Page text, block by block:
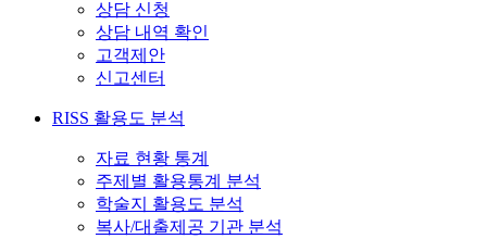
상담 신청
상담 내역 확인
고객제안
신고센터
RISS 활용도 분석
자료 현황 통계
주제별 활용통계 분석
학술지 활용도 분석
복사/대출제공 기관 분석